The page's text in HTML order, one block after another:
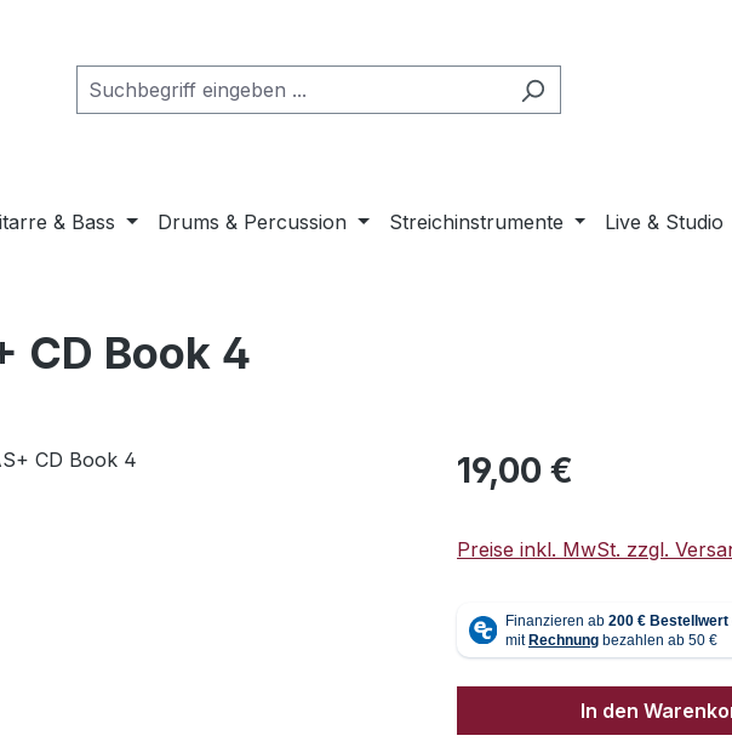
& Bass Drums & Percussion Streichinstrumente Live & Studio
CD Book 4
Regulärer Preis:
19,00 €
Preise inkl. MwSt. zzgl.
In den